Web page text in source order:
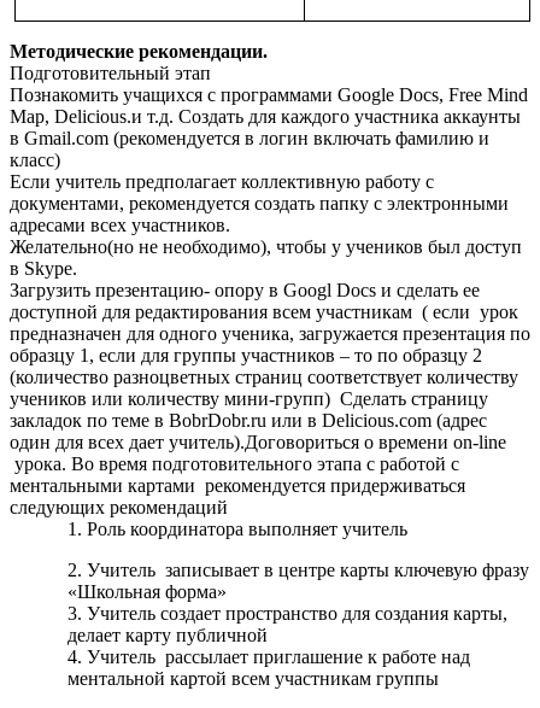
Методические рекомендации.
Подготовительный этап
Познакомить учащихся с программами Google Docs, Free Mind
Map, Delicious.и т.д. Создать для каждого участника аккаунты
в Gmail.com (рекомендуется в логин включать фамилию и
класс)
Если учитель предполагает коллективную работу с
документами, рекомендуется создать папку с электронными
адресами всех участников.
Желательно(но не необходимо), чтобы у учеников был доступ
в Skype.
Загрузить презентацию- опору в Googl Docs и сделать ее
доступной для редактирования всем участникам ( если урок
предназначен для одного ученика, загружается презентация по
образцу 1, если для группы участников – то по образцу 2
(количество разноцветных страниц соответствует количеству
учеников или количеству мини-групп) Сделать страницу
закладок по теме в BobrDobr.ru или в Delicious.com (адрес
один для всех дает учитель).Договориться о времени on-line
урока. Во время подготовительного этапа с работой с
ментальными картами рекомендуется придерживаться
следующих рекомендаций
Роль координатора выполняет учитель
Учитель записывает в центре карты ключевую фразу
«Школьная форма»
Учитель создает пространство для создания карты,
делает карту публичной
Учитель рассылает приглашение к работе над
ментальной картой всем участникам группы